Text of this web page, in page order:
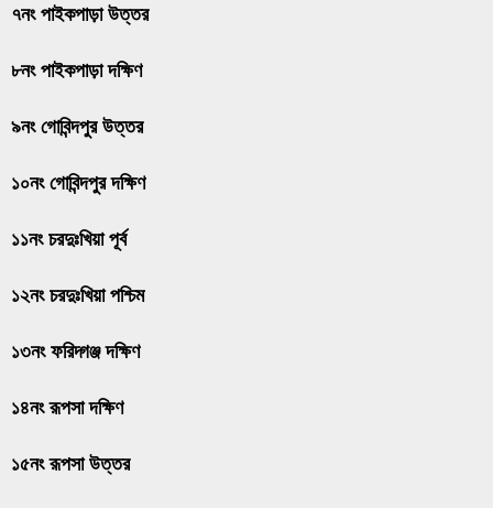
৭নং পাইকপাড়া উত্তর
৮নং পাইকপাড়া দক্ষিণ
৯নং গোবিন্দপুর উত্তর
১০নং গোবিন্দপুর দক্ষিণ
১১নং চরদুঃখিয়া পূর্ব
১২নং চরদুঃখিয়া পশ্চিম
১৩নং ফরিদ্গঞ্জ দক্ষিণ
১৪নং রূপসা দক্ষিণ
১৫নং রূপসা উত্তর